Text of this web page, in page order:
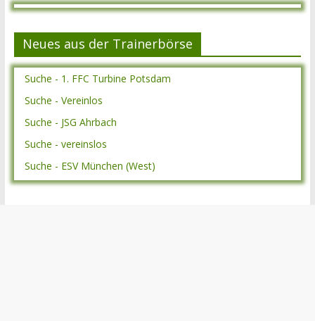
Neues aus der Trainerbörse
Suche - 1. FFC Turbine Potsdam
Suche - Vereinlos
Suche - JSG Ahrbach
Suche - vereinslos
Suche - ESV München (West)